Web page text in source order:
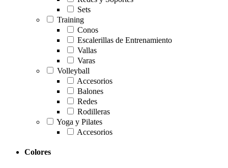
Sets
Training
Conos
Escalerillas de Entrenamiento
Vallas
Varas
Volleyball
Accesorios
Balones
Redes
Rodilleras
Yoga y Pilates
Accesorios
Colores